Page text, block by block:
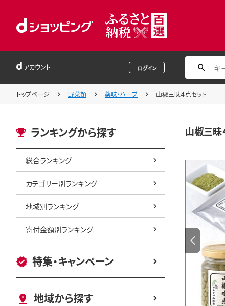
アカウント ログイン
トップページ 野菜類 薬味・ハーブ 山椒三昧４点セット
ランキングから探す
総合ランキング
カテゴリー別ランキング
地域別ランキング
寄付金額別ランキング
特集・キャンペーン
地域から探す
山椒三昧